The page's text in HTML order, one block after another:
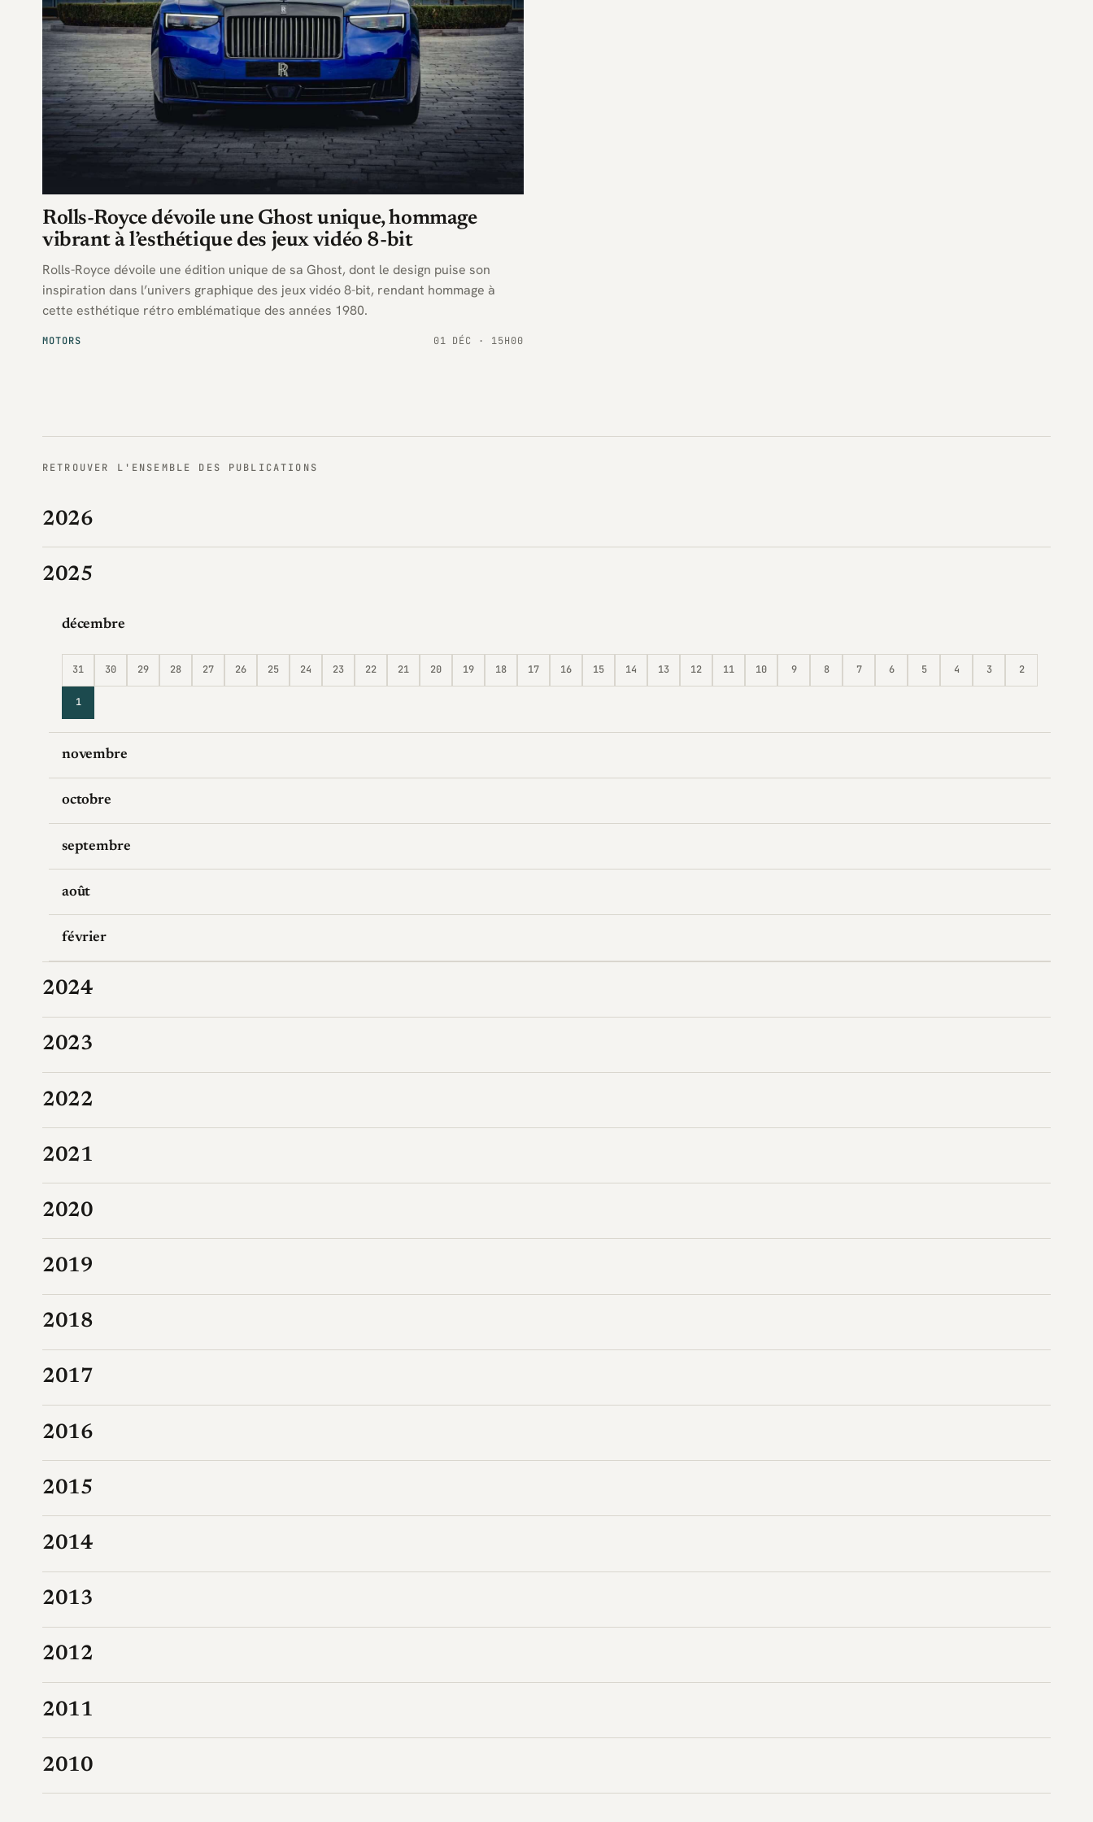
MOTORS
Rolls-Royce dévoile une Ghost unique, hommage
vibrant à l’esthétique des jeux vidéo 8-bit
Rolls-Royce dévoile une édition unique de sa Ghost, dont le design puise son
inspiration dans l’univers graphique des jeux vidéo 8-bit, rendant hommage à
cette esthétique rétro emblématique des années 1980.
01 DÉC · 15H00
RETROUVER L'ENSEMBLE DES PUBLICATIONS
2026
2025
décembre
31 30 29 28 27 26 25 24 23 22 21 20 19 18 17 16 15 14 13 12 11 10 9 8 7 6 5 4 3 2
1
novembre
octobre
septembre
août
février
2024
2023
2022
2021
2020
2019
2018
2017
2016
2015
2014
2013
2012
2011
2010